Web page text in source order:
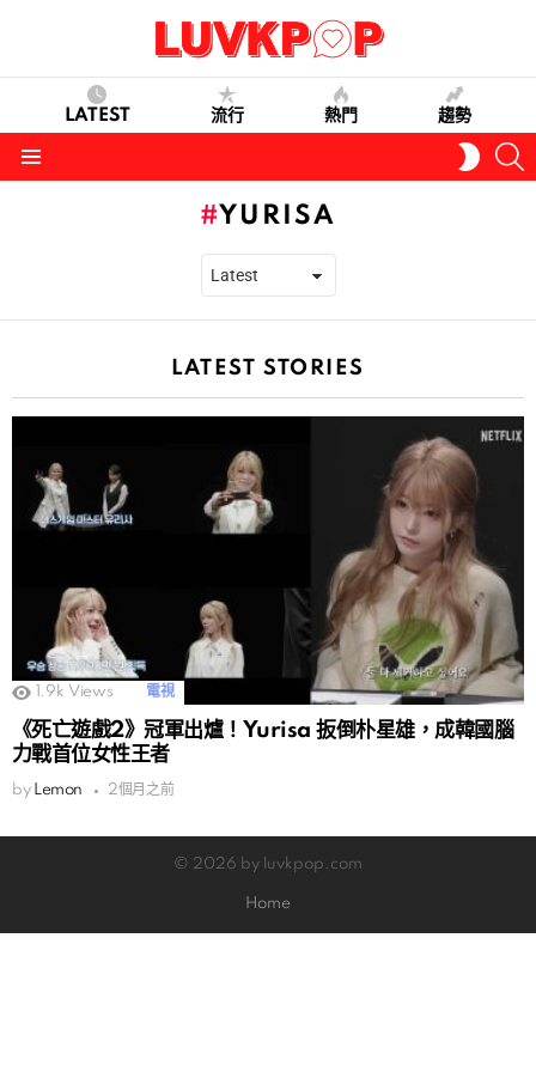
LATEST 流行 熱門 趨勢
SKIN
YURISA
LATEST STORIES
1.9k Views 電視
《死亡遊戲2》冠軍出爐！Yurisa 扳倒朴星雄，成韓國腦
力戰首位女性王者
by Lemon 2個月之前
© 2026 by luvkpop.com
Home